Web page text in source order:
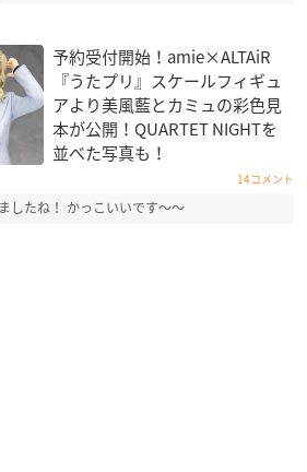
予約受付開始！amie×ALTAiR
『うたプリ』スケールフィギュ
アより美風藍とカミュの彩色見
本が公開！QUARTET NIGHT​を
並べた写真も！
14コメント
したね！ かっこいいです〜〜